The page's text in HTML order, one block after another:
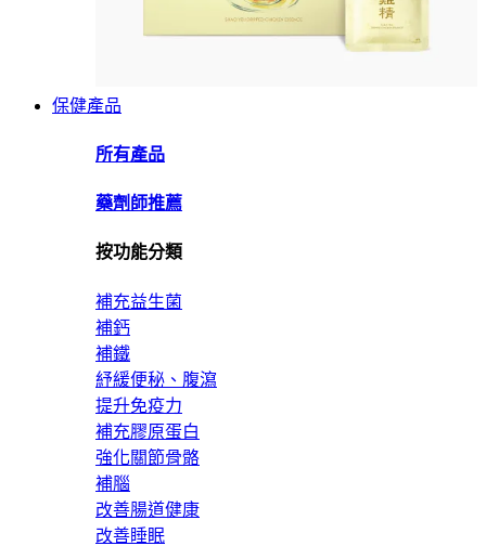
保健產品
所有產品
藥劑師推薦
按功能分類
補充益生菌
補鈣
補鐵
紓緩便秘、腹瀉
提升免疫力
補充膠原蛋白
強化關節骨骼
補腦
改善腸道健康
改善睡眠